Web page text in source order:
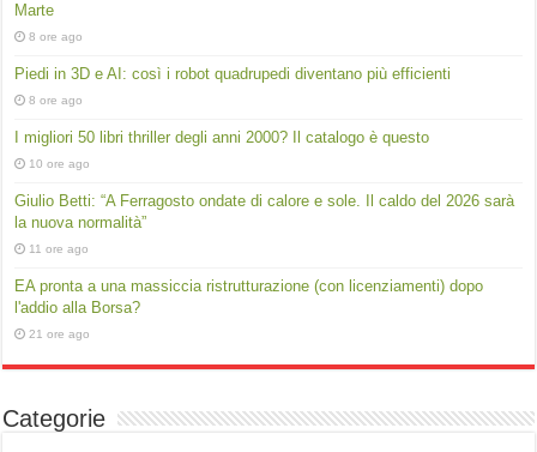
Marte
8 ore ago
Piedi in 3D e AI: così i robot quadrupedi diventano più efficienti
8 ore ago
I migliori 50 libri thriller degli anni 2000? Il catalogo è questo
10 ore ago
Giulio Betti: “A Ferragosto ondate di calore e sole. Il caldo del 2026 sarà
la nuova normalità”
11 ore ago
EA pronta a una massiccia ristrutturazione (con licenziamenti) dopo
l'addio alla Borsa?
21 ore ago
Categorie